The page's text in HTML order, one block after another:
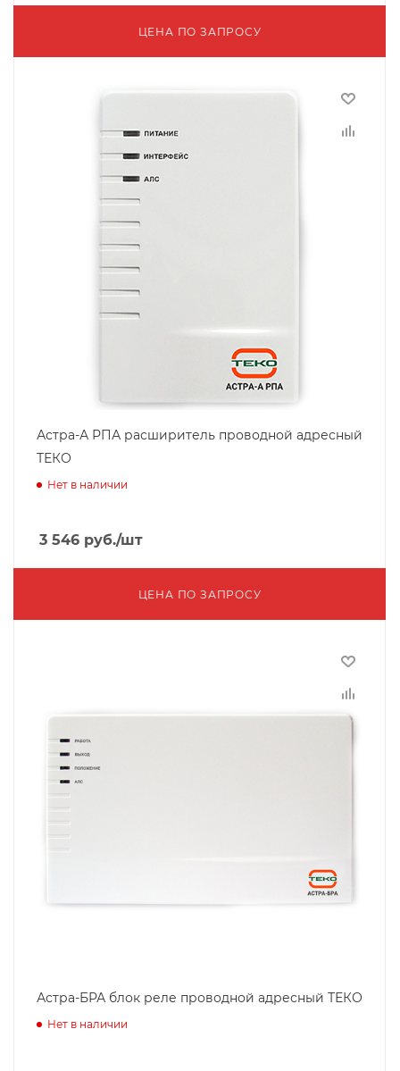
ЦЕНА ПО ЗАПРОСУ
Астра-А РПА расширитель проводной адресный
ТЕКО
Нет в наличии
3 546 руб./шт
ЦЕНА ПО ЗАПРОСУ
Астра-БРА блок реле проводной адресный ТЕКО
Нет в наличии